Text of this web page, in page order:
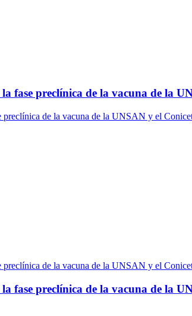
fase preclínica de la vacuna de la
fase preclínica de la vacuna de la